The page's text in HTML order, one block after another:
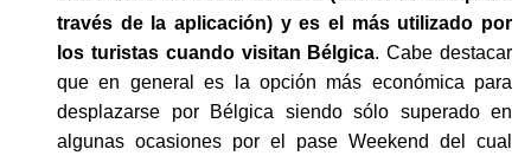
través de la aplicación) y es el más utilizado por
los turistas cuando visitan Bélgica. Cabe destacar
que en general es la opción más económica para
desplazarse por Bélgica siendo sólo superado en
algunas ocasiones por el pase Weekend del cual